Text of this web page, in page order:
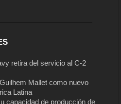
retira del servicio al C-2
Mallet como nuevo
Latina
capacidad de producción de